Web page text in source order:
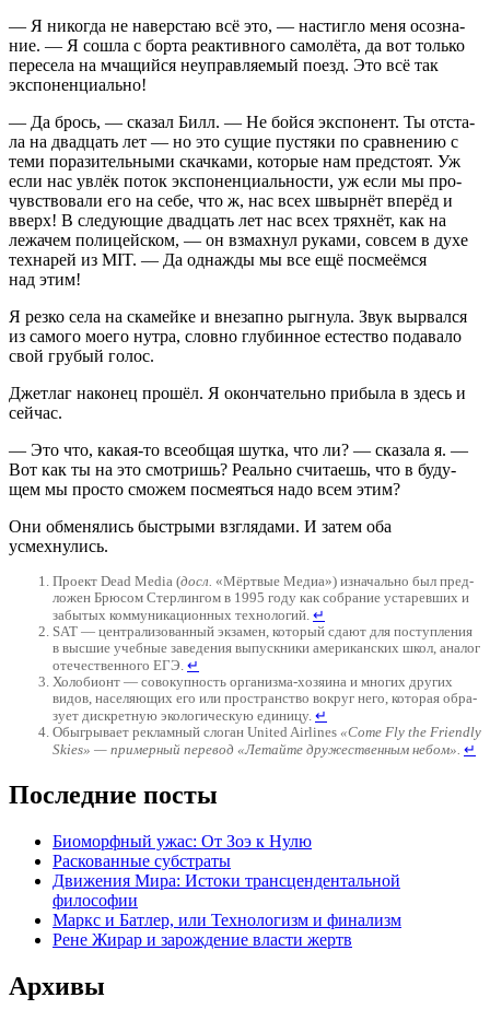
— Я нико­гда не навер­стаю всё это, — настиг­ло меня осо­зна­
ние. — Я сошла с бор­та реак­тив­но­го само­лё­та, да вот толь­ко
пере­се­ла на мча­щий­ся неуправ­ля­е­мый поезд. Это всё так
экспоненциально!
— Да брось, — ска­зал Билл. — Не бой­ся экс­по­нент. Ты отста­
ла на два­дцать лет — но это сущие пустя­ки по срав­не­нию с
теми пора­зи­тель­ны­ми скач­ка­ми, кото­рые нам пред­сто­ят. Уж
если нас увлёк поток экс­по­нен­ци­аль­но­сти, уж если мы про­
чув­ство­ва­ли его на себе, что ж, нас всех швыр­нёт впе­рёд и
вверх! В сле­ду­ю­щие два­дцать лет нас всех трях­нёт, как на
лежа­чем поли­цей­ском, — он взмах­нул рука­ми, совсем в духе
тех­на­рей из MIT. — Да одна­жды мы все ещё посме­ём­ся
над этим!
Я рез­ко села на ска­мей­ке и вне­зап­но рыг­ну­ла. Звук вырвал­ся
из само­го мое­го нут­ра, слов­но глу­бин­ное есте­ство пода­ва­ло
свой гру­бый голос.
Джет­лаг нако­нец про­шёл. Я окон­ча­тель­но при­бы­ла в здесь и
сейчас.
— Это что, какая-то все­об­щая шут­ка, что ли? — ска­за­ла я. —
Вот как ты на это смот­ришь? Реаль­но счи­та­ешь, что в буду­
щем мы про­сто смо­жем посме­ять­ся надо всем этим?
Они обме­ня­лись быст­ры­ми взгля­да­ми. И затем оба
усмехнулись.
Про­ект Dead Media (досл. «Мёрт­вые Медиа») изна­чаль­но был пред­
ло­жен Брю­сом Стер­лин­гом в 1995 году как собра­ние уста­рев­ших и
забы­тых ком­му­ни­ка­ци­он­ных тех­но­ло­гий. ↵
SAT — цен­тра­ли­зо­ван­ный экза­мен, кото­рый сда­ют для поступ­ле­ния
в выс­шие учеб­ные заве­де­ния выпуск­ни­ки аме­ри­кан­ских школ, ана­лог
оте­че­ствен­но­го ЕГЭ. ↵
Холо­бионт — сово­куп­ность орга­низ­ма-хозя­и­на и мно­гих дру­гих
видов, насе­ля­ю­щих его или про­стран­ство вокруг него, кото­рая обра­
зу­ет дис­крет­ную эко­ло­ги­че­скую еди­ни­цу. ↵
Обыг­ры­ва­ет реклам­ный сло­ган United Airlines «Come Fly the Friendly
Skies» — при­мер­ный пере­вод «Летай­те дру­же­ствен­ным небом». ↵
Последние посты
Биоморфный ужас: От Зоэ к Нулю
Раскованные субстраты
Движения Мира: Истоки трансцендентальной
философии
Маркс и Батлер, или Технологизм и финализм
Рене Жирар и зарождение власти жертв
Архивы